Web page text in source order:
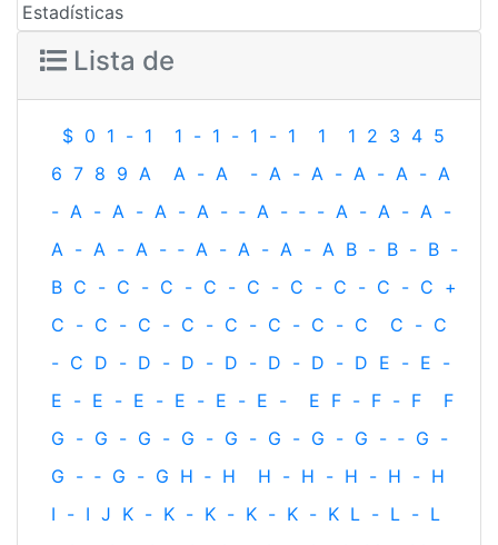
Estadísticas
Lista de
$ 0 1 - 1 1 - 1 - 1 - 1 1 1 2 3 4 5
6 7 8 9 A A - A - A - A - A - A - A
- A - A - A - A - ‐ A - ‐ - A - A - A -
A - A - A - ‐ A - A - A - A B - B - B -
B C - C - C - C - C - C - C - C - C +
C - C - C - C - C - C - C - C C - C
- C D - D - D - D - D - D - D E - E -
E - E - E - E - E - E - E F - F - F
F
G - G - G - G - G - G - G - G - ‐ G -
G - ‐ G - G H ‐ H H - H - H - H - H
I - I J K - K - K - K - K - K L - L - L